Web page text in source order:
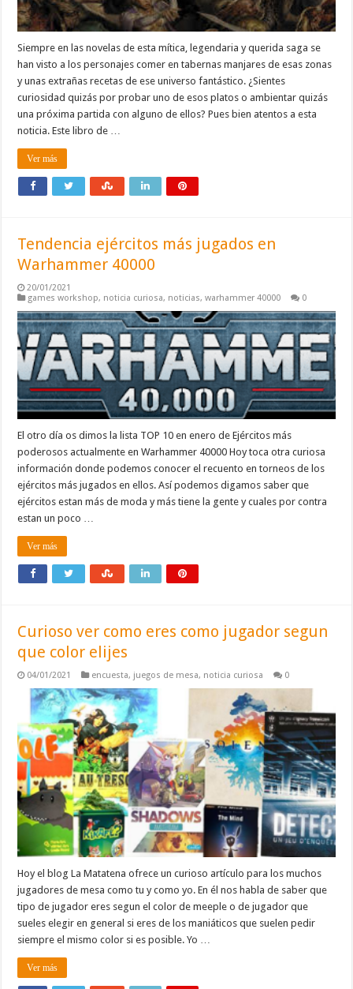
Siempre en las novelas de esta mítica, legendaria y querida saga se
han visto a los personajes comer en tabernas manjares de esas zonas
y unas extrañas recetas de ese universo fantástico. ¿Sientes
curiosidad quizás por probar uno de esos platos o ambientar quizás
una próxima partida con alguno de ellos? Pues bien atentos a esta
noticia. Este libro de …
Ver más
Tendencia ejércitos más jugados en
Warhammer 40000
20/01/2021
games workshop, noticia curiosa, noticias,warhammer 40000 0
El otro día os dimos la lista TOP 10 en enero de Ejércitos más
poderosos actualmente en Warhammer 40000 Hoy toca otra curiosa
información donde podemos conocer el recuento en torneos de los
ejércitos más jugados en ellos. Así podemos digamos saber que
ejércitos estan más de moda y más tiene la gente y cuales por contra
estan un poco …
Ver más
Curioso ver como eres como jugador segun
que color elijes
04/01/2021 encuesta, juegos de mesa, noticia curiosa 0
Hoy el blog La Matatena ofrece un curioso artículo para los muchos
jugadores de mesa como tu y como yo. En él nos habla de saber que
tipo de jugador eres segun el color de meeple o de jugador que
sueles elegir en general si eres de los maniáticos que suelen pedir
siempre el mismo color si es posible. Yo …
Ver más